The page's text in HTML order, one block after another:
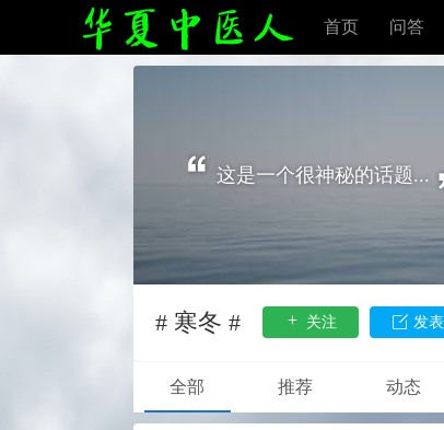
首页 问答
这是一个很神秘的话题...
# 寒冬 # 关注 发表
全部 推荐 动态